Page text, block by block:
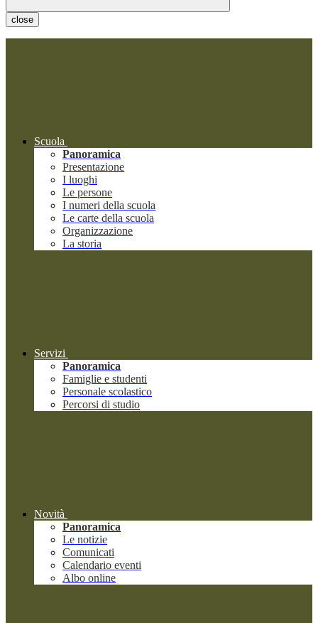
close
Scuola
Panoramica
Presentazione
I luoghi
Le persone
I numeri della scuola
Le carte della scuola
Organizzazione
La storia
Servizi
Panoramica
Famiglie e studenti
Personale scolastico
Percorsi di studio
Novità
Panoramica
Le notizie
Comunicati
Calendario eventi
Albo online